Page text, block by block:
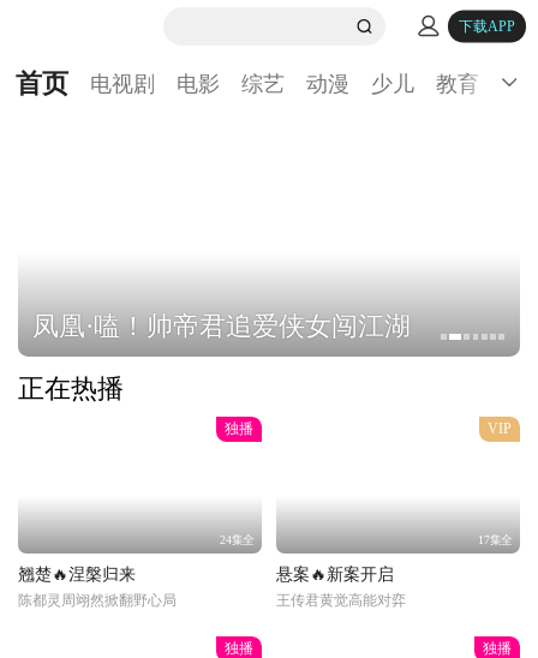
下载APP
首页 电视剧 电影 综艺 动漫 少儿 教育 生
凤凰·嗑！帅帝君追爱侠女闯江湖
正在热播
独播
24集全
翘楚🔥涅槃归来
陈都灵周翊然掀翻野心局
VIP
17集全
悬案🔥新案开启
王传君黄觉高能对弈
独播 独播